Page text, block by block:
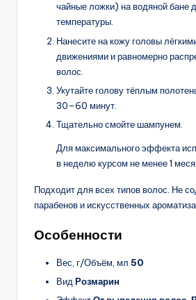
чайные ложки) на водяной бане
температуры.
Нанесите на кожу головы
движениями и равномерно
волос.
Укутайте голову тёплым
30–60 минут.
Тщательно смойте шампунем.
Для максимального эффекта
в неделю курсом не менее 1
Подходит для всех типов волос. Не
парабенов и искусственных
Особенности
Вес, г/Объём, мл 50
Вид Розмарин